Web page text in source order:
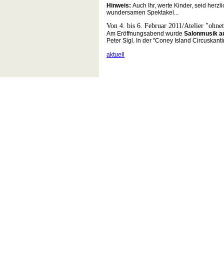
Hinweis: Auch Ihr, werte Kinder, seid
wundersamen Spektakel...
Von 4. bis 6. Februar 2011/Atelier
Am Eröffnungsabend wurde Salonmusik
Peter Sigl. In der "Coney Island
aktuell